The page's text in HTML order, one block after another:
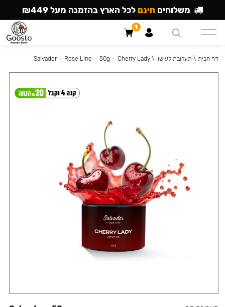
דף הבית \ תערובת לעישון \
Salvador — Rose Line — 50g — Cherry Lady
משלוחים חינם לכל הארץ בהזמנה מעל ₪449
1